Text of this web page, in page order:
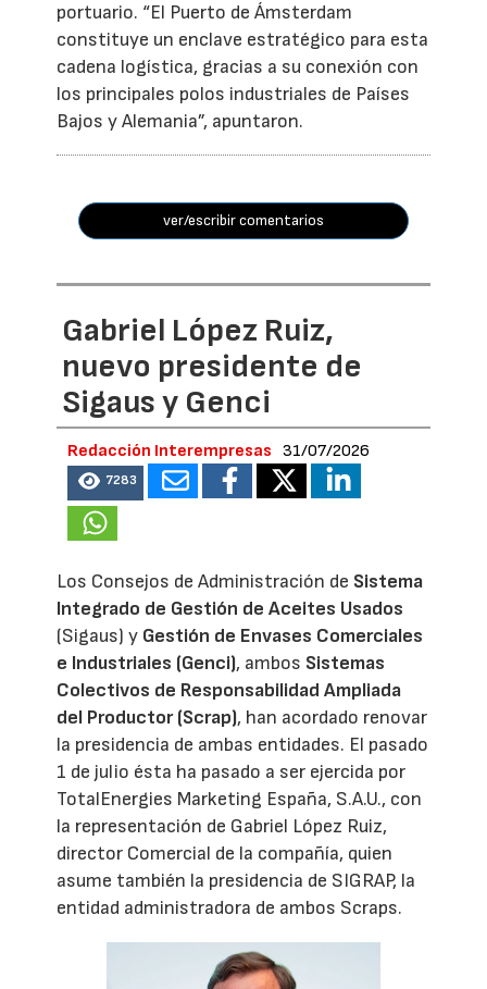
portuario. “El Puerto de Ámsterdam
constituye un enclave estratégico para esta
cadena logística, gracias a su conexión con
los principales polos industriales de Países
Bajos y Alemania”, apuntaron.
ver/escribir comentarios
Gabriel López Ruiz,
nuevo presidente de
Sigaus y Genci
Redacción Interempresas 31/07/2026
7283
Los Consejos de Administración de Sistema
Integrado de Gestión de Aceites Usados
(Sigaus) y Gestión de Envases Comerciales
e Industriales (Genci), ambos Sistemas
Colectivos de Responsabilidad Ampliada
del Productor (Scrap), han acordado renovar
la presidencia de ambas entidades. El pasado
1 de julio ésta ha pasado a ser ejercida por
TotalEnergies Marketing España, S.A.U., con
la representación de Gabriel López Ruiz,
director Comercial de la compañía, quien
asume también la presidencia de SIGRAP, la
entidad administradora de ambos Scraps.